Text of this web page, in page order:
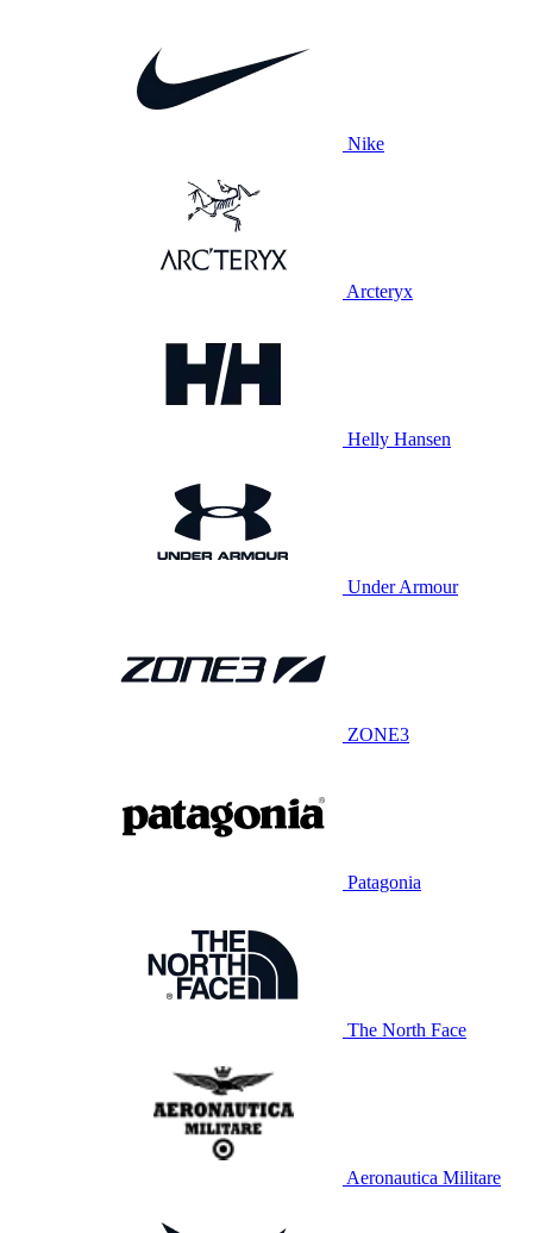
Nike
Arcteryx
Helly Hansen
Under Armour
ZONE3
Patagonia
The North Face
Aeronautica Militare